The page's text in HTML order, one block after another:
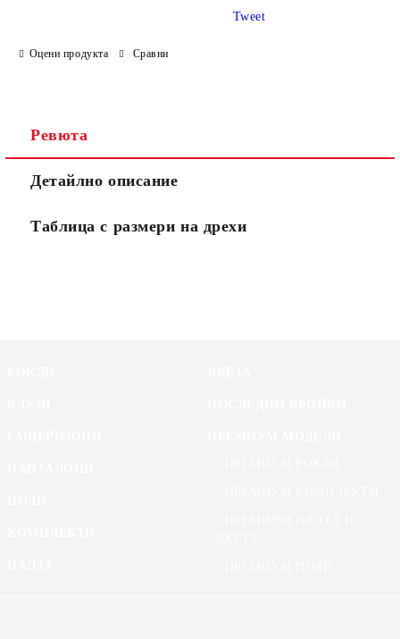
Оцени продукта Сравни
Tweet
Ревюта
Детайлно описание
Таблица с размери на дрехи